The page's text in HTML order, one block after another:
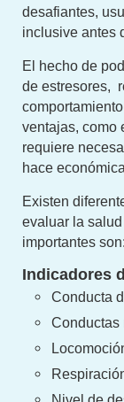
desafiantes,
inclusive antes
El hecho de
de estresores,
ventajas, como
requiere
hace
Existen
evaluar la
importantes son:
Indicadores
Conducta
Conductas